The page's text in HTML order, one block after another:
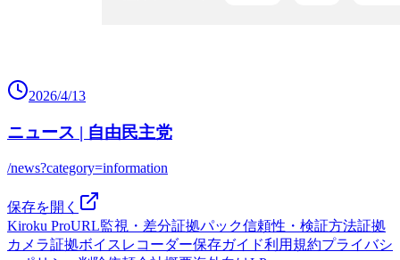
2026/4/13
ニュース | 自由民主党
/news?category=information
保存を開く
Kiroku ProURL監視・差分証拠パック信頼性・検証方法証拠
カメラ証拠ボイスレコーダー保存ガイド利用規約プライバシ